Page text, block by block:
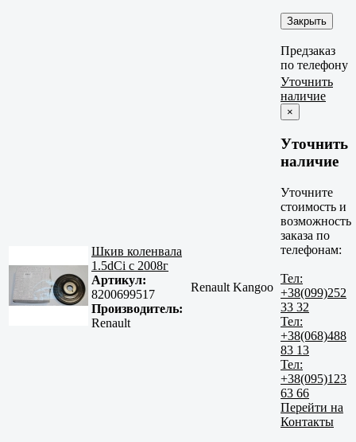
Закрыть
Предзаказ
по телефону
Шкив коленвала
1.5dCi c 2008г
Артикул:
8200699517
Производитель:
Renault
Renault Kangoo
Уточнить
наличие
×
Уточнить
наличие
Уточните
стоимость и
возможность
заказа по
телефонам:
Тел:
+38(099)252
33 32
Тел:
+38(068)488
83 13
Тел:
+38(095)123
63 66
Перейти на
Контакты